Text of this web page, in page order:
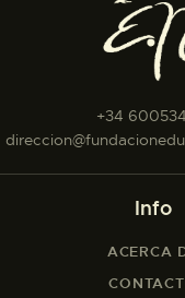
+34
Info
ACERCA